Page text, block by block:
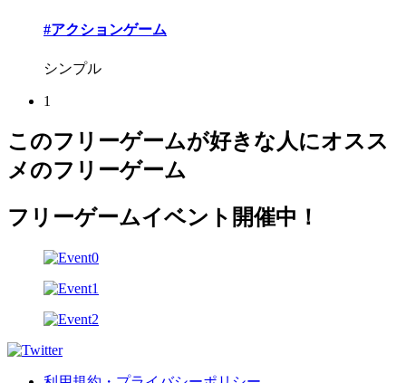
#アクションゲーム
シンプル
1
このフリーゲームが好きな人にオスス
メのフリーゲーム
フリーゲームイベント開催中！